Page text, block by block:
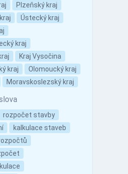
Plzeňský kraj
Ústecký kraj
kraj
Kraj Vysočina
kraj
Olomoucký kraj
Moravskoslezský kraj
rozpočet stavby
kalkulace staveb